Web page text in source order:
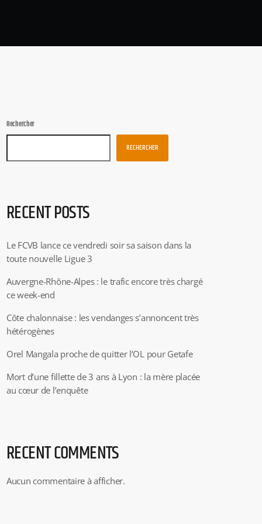
Rechercher
RECHERCHER
RECENT POSTS
Le FCVB lance ce vendredi soir sa saison dans la
toute nouvelle Ligue 3
Auvergne-Rhône-Alpes : le trafic encore très chargé
ce week-end
Côte chalonnaise : les vendanges s’annoncent très
hétérogènes
Orel Mangala proche de quitter l’OL pour Getafe
Mort d’une fillette de 3 ans à Lyon : la mère placée
au cœur de l’enquête
RECENT COMMENTS
Aucun commentaire à afficher.